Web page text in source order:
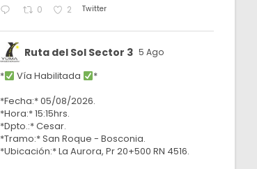
0 2 Twitter
Ruta del Sol Sector 3 5 Ago
* Vía Habilitada
*
*Fecha:* 05/08/2026.
*Hora:* 15:15hrs.
*Dpto.:* Cesar.
*Tramo:* San Roque - Bosconia.
*Ubicación:* La Aurora, Pr 20+500 RN 4516.